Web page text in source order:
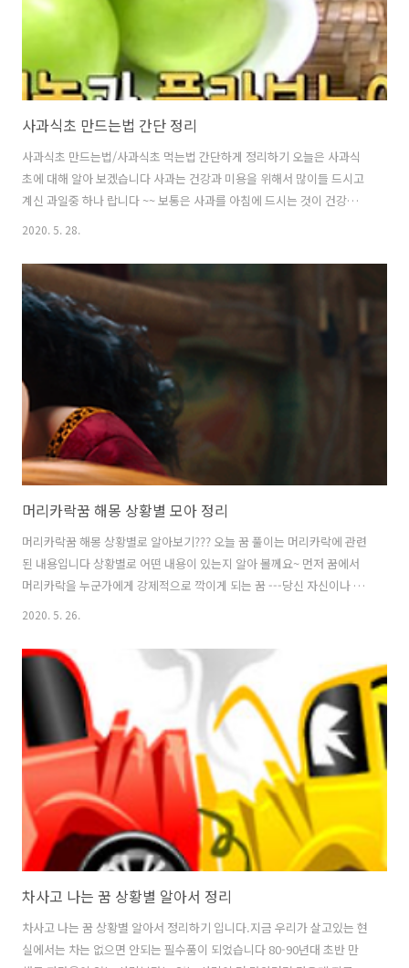
사과식초 만드는법 간단 정리
사과식초 만드는법/사과식초 먹는법 간단하게 정리하기 오늘은 사과식
초에 대해 알아 보겠습니다 사과는 건강과 미용을 위해서 많이들 드시고
계신 과일중 하나 랍니다 ~~ 보통은 사과를 아침에 드시는 것이 건강에
많은 도움을 준다고 하는데 저는 이상하게 밤에 먹어야 아침에 변비에도
지요~ 오늘은 사과식초 만드는법을 알아 보려고 합니다 사과식초의 효능
도 포스팅이 되어 있지만 잠시 사과식초의 효능에 대해서도 알려 드리겠
습니다. 사과식초의 효능으로는 사과에는 활성산소를 제거하는 성분이
많아서 노화 와 피부미용에 효과적이며 기미나 주름 피부탄력 등에도 사
과식초가 좋습니다. 그리고 내장지방에도 좋으며 특히 저 처럼 변비가 심
하신 분들도 사과식초의 효과가..
2020. 5. 28.
머리카락꿈 해몽 상황별 모아 정리
머리카락꿈 해몽 상황별로 알아보기??? 오늘 꿈 풀이는 머리카락에 관련
된 내용입니다 상황별로 어떤 내용이 있는지 알아 볼께요~ 먼저 꿈에서
머리카락을 누군가에게 강제적으로 깍이게 되는 꿈 ---당신 자신이나 자
녀 남편이나 아내에게 안좋은 일이 생길수 있으니 조심하시길 바랍니다.
병이 완쾌가 되고 재물운 가정운 모두 좋아 행복과 행운이 함께 찾아 오
는 길몽 입니다. 미용실에서 머리카락을 자르는 꿈 해몽---하루종일 상쾌
하고 기분 좋은 일들이 생기는 머리카락 꿈 입니다. 꿈에서 빗으로 머리
카락을 가지런히 빗는 꿈 ---학생이나 직장인등 단체에서 상이나 군인/공
무원은 표창장/훈장등을 탈수 있는 좋은 꿈 해몽 입니다. 꿈에서 머리카
락을 기존의..
2020. 5. 26.
차사고 나는 꿈 상황별 알아서 정리
차사고 나는 꿈 상황별 알아서 정리하기 입니다.지금 우리가 살고있는 현
실에서는 차는 없으면 안되는 필수품이 되었습니다 80-90년대 초반 만